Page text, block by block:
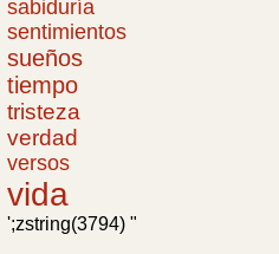
sabiduría
sentimientos
sueños
tiempo
tristeza
verdad
versos
vida
';zstring(3794) "